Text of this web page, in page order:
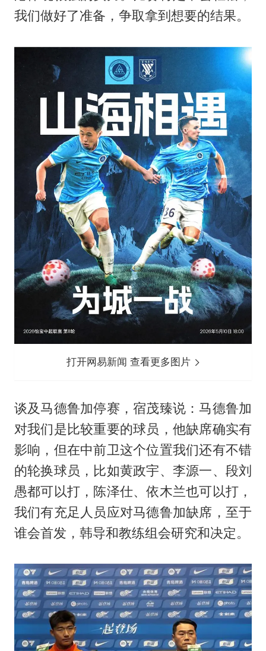
我们做好了准备，争取拿到想要的结果。
打开网易新闻 查看更多图片
谈及马德鲁加停赛，宿茂臻说：马德鲁加
对我们是比较重要的球员，他缺席确实有
影响，但在中前卫这个位置我们还有不错
的轮换球员，比如黄政宇、李源一、段刘
愚都可以打，陈泽仕、依木兰也可以打，
我们有充足人员应对马德鲁加缺席，至于
谁会首发，韩导和教练组会研究和决定。